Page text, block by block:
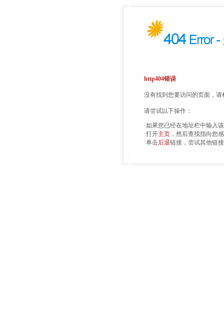
http404错误
没有找到您要访问的页面，
请尝试以下操作：
·如果您已经在地址栏中输入
·打开主页 ，然后查找指向您
·单击后退链接，尝试其他链